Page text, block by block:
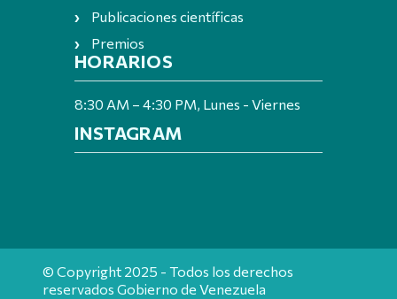
Publicaciones científicas
Premios
HORARIOS
8:30 AM – 4:30 PM, Lunes - Viernes
INSTAGRAM
© Copyright 2025 - Todos los derechos
reservados Gobierno de Venezuela